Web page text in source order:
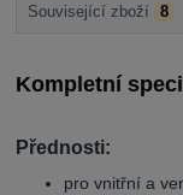
Související zboží 8
Kompletní
Přednosti:
pro vnitřní a